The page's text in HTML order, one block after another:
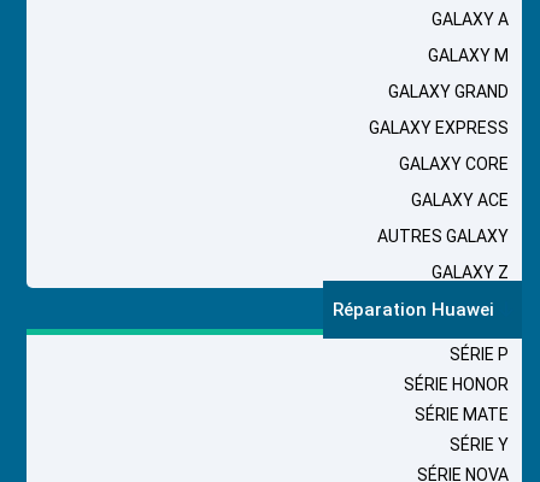
GALAXY A
GALAXY M
GALAXY GRAND
GALAXY EXPRESS
GALAXY CORE
GALAXY ACE
AUTRES GALAXY
GALAXY Z
Réparation Huawei
SÉRIE P
SÉRIE HONOR
SÉRIE MATE
SÉRIE Y
SÉRIE NOVA